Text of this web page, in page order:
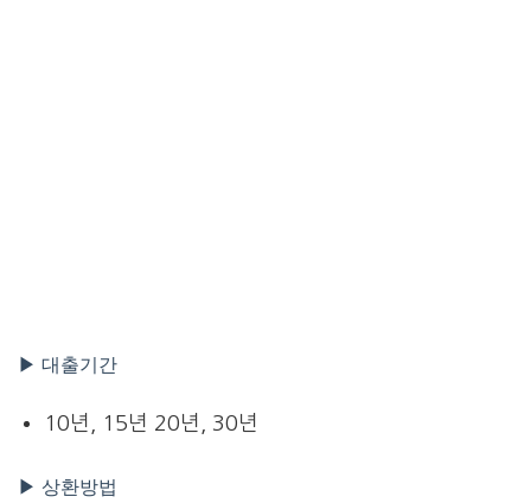
▶ 대출기간
10년, 15년 20년, 30년
▶ 상환방법